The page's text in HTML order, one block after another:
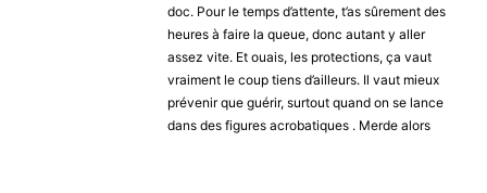
doc. Pour le temps d’attente, t’as sûrement des
heures à faire la queue, donc autant y aller
assez vite. Et ouais, les protections, ça vaut
vraiment le coup tiens d’ailleurs. Il vaut mieux
prévenir que guérir, surtout quand on se lance
dans des figures acrobatiques . Merde alors